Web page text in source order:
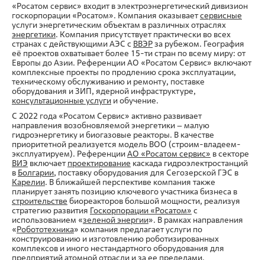
«Росатом сервис» входит в электроэнергетический дивизион
госкорпорации «Росатом». Компания оказываетсервисные
услуги энергетическим объектам в различных отраслях
энергетики. Компания присутствует практически во всех
странах с действующими АЭС с ВВЭРза рубежом. География
её проектов охватывает более 15-ти стран по всему миру: от
Европы до Азии. Референции АО «Росатом Сервис» включают
комплексные проекты по продлению срока эксплуатации,
техническому обслуживанию и ремонту, поставке
оборудования и ЗИП, ядерной инфраструктуре,
консультационные услуги и обучение.
С 2022 года «Росатом Сервис» активно развивает
направления возобновляемой энергетики – малую
гидроэнергетику и биогазовые реакторы. В качестве
приоритетной реализуется модель BOO (строим-владеем-
эксплуатируем). РеференцииАО «Росатом сервис» в секторе
ВИЭ включаетпроектирование каскада гидроэлектростанций
в Болгарии, поставку оборудования для Сегозерской ГЭС в
Карелии. В ближайшей перспективе компания также
планирует занять позицию ключевого участника бизнеса в
строительстве биореакторов большой мощности, реализуя
стратегию развития Госкорпорации «Росатом» с
использованием «зеленой энергии». В рамках направления
«Робототехника» компания предлагает услуги по
конструированию и изготовлению роботизированных
комплексов и иного нестандартного оборудования для
предприятий атомной отрасли и за ее пределами.